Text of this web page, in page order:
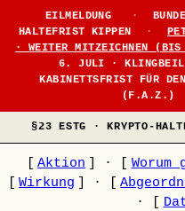
EILMELDUNG ·
HALTEFRIST KIPPEN
·
· WEITER MITZEICHNEN
6. JULI ·
KABINETTSFRIST FÜR
(F.A.Z.)
§23 ESTG · KRYPTO-
Aktion ·
Wirkung ·
·